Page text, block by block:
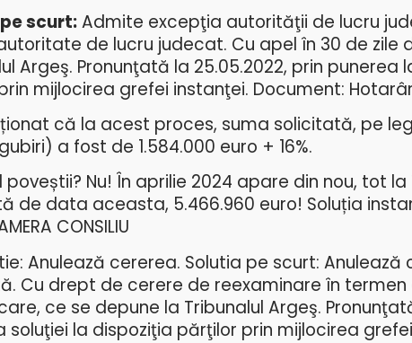
scurt:Admite excepţia autorităţii de lucru
de lucru judecat. Cu apel în 30 de zile
Argeş. Pronunţată la 25.05.2022, prin punerea
mijlocirea grefei instanţei. Document:
că la acest proces, suma solicitată, pe
a fost de 1.584.000 euro + 16%.
poveștii? Nu! În aprilie 2024 apare din nou, tot la
de data aceasta, 5.466.960 euro! Soluția
CONSILIU
Anulează cererea. Solutia pe scurt:
Cu drept de cerere de reexaminare în termen
ce se depune la Tribunalul Argeş.
soluţiei la dispoziţia părţilor prin mijlocirea